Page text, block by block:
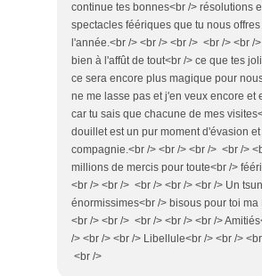
continue tes bonnes<br /> résolutions
spectacles féériques que tu nous
l'année.<br /> <br /> <br /> <br /> <br /
bien à l'affût de tout<br /> ce que tes
ce sera encore plus magique pour
ne me lasse pas et j'en veux encore et
car tu sais que chacune de mes
douillet est un pur moment d'évasion
compagnie.<br /> <br /> <br /> <br />
millions de mercis pour toute<br />
<br /> <br /> <br /> <br /> <br /> Un
énormissimes<br /> bisous pour toi
<br /> <br /> <br /> <br /> <br />
/> <br /> <br /> Libellule<br /> <br />
<br />